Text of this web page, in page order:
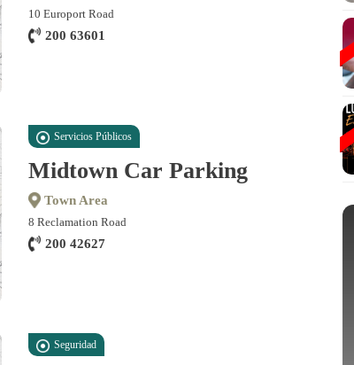
10 Europort Road
200 63601
Servicios Públicos
Midtown Car Parking
Town Area
8 Reclamation Road
200 42627
Seguridad